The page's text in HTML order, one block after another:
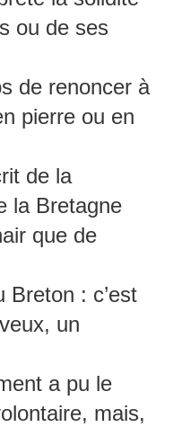
ou de ses
de renoncer à
pierre ou en
de la
la Bretagne
que de
Breton : c’est
un
a pu le
mais,